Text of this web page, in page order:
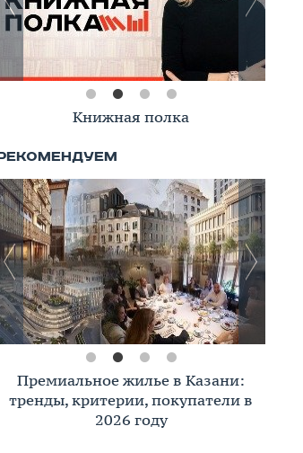
Книжная полка
Премиальное жилье в Казани:
тренды, критерии, покупатели в
2026 году